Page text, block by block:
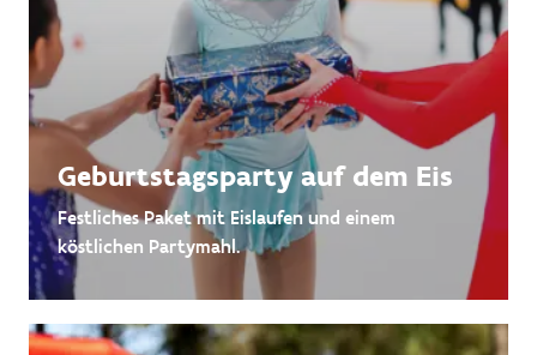
Geburtstagsparty auf dem Eis
Festliches Paket mit Eislaufen und einem
köstlichen Partymahl.